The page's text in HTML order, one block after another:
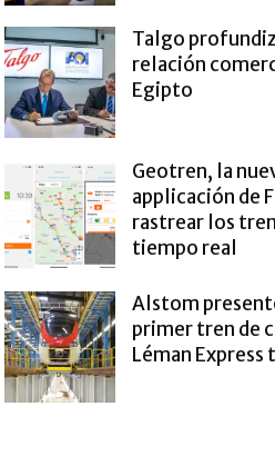
Talgo
relación
Egipto
Geotren, la
applicación de
rastrear los
tiempo real
Alstom
primer tren de
Léman